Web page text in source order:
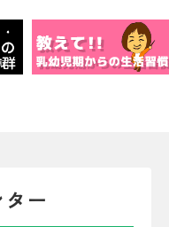
ることとなりました。
載しました。
ー